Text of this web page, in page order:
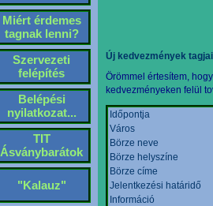
Miért érdemes
tagnak lenni?
Szervezeti
felépítés
Belépési
nyilatkozat...
TIT
Ásványbarátok
"Kalauz"
Új kedvezmények
Örömmel értesítem,
kedvezményeken felül
Időpontja
Város
Börze neve
Börze helyszíne
Börze címe
Jelentkezési határidő
Információ